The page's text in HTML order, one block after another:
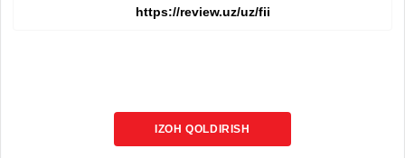
IZOH QOLDIRISH